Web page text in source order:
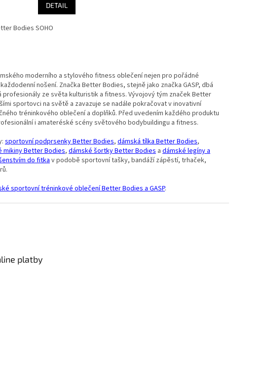
DETAIL
Bodies SOHO
v
l
á
d
a
c
í
r
v
k
ý
p
moderního a stylového fitness oblečení nejen pro pořádné
nošení. Značka Better Bodies, stejně jako značka GASP, dbá
ze světa kulturistik a fitness. Vývojový tým značek Better
sportovci na světě a zavazuje se nadále pokračovat v inovativní
tréninkového oblečení a doplňků. Před uvedením každého produktu
i amateréské scény světového bodybuildingu a fitness.
sportovní podprsenky Better Bodies, dámská tílka Better Bodies,
mikiny Better Bodies, dámské šortky Better Bodies a dámské legíny a
do fitkav podobě sportovní tašky, bandáží zápěstí, trhaček,
sportovní tréninkové oblečení Better Bodies a GASP.
platby